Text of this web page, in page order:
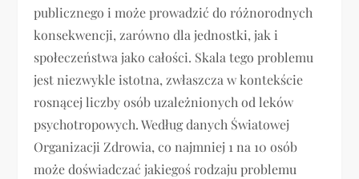
publicznego i może prowadzić do różnorodnych
konsekwencji, zarówno dla jednostki, jak i
społeczeństwa jako całości. Skala tego problemu
jest niezwykle istotna, zwłaszcza w kontekście
rosnącej liczby osób uzależnionych od leków
psychotropowych. Według danych Światowej
Organizacji Zdrowia, co najmniej 1 na 10 osób
może doświadczać jakiegoś rodzaju problemu